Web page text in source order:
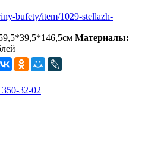
bufety/item/1029-stellazh-
Материалы:
32-02